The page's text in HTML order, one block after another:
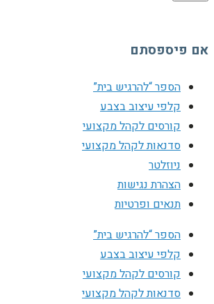
אם פיספסתם
הספר “להרגיש בית”
קלפי עיצוב בצבע
קורסים לקהל מקצועי
סדנאות לקהל מקצועי
ניוזלטר
הצהרת נגישות
תנאים ופרטיות
הספר “להרגיש בית”
קלפי עיצוב בצבע
קורסים לקהל מקצועי
סדנאות לקהל מקצועי